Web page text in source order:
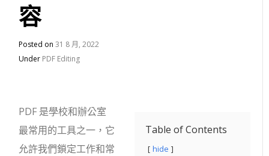
容
Posted on31 8 月, 2022
Under PDF Editing
Table of Contents
hide
PDF 是學校和辦公室
最常用的工具之一，它
允許我們鎖定工作和常